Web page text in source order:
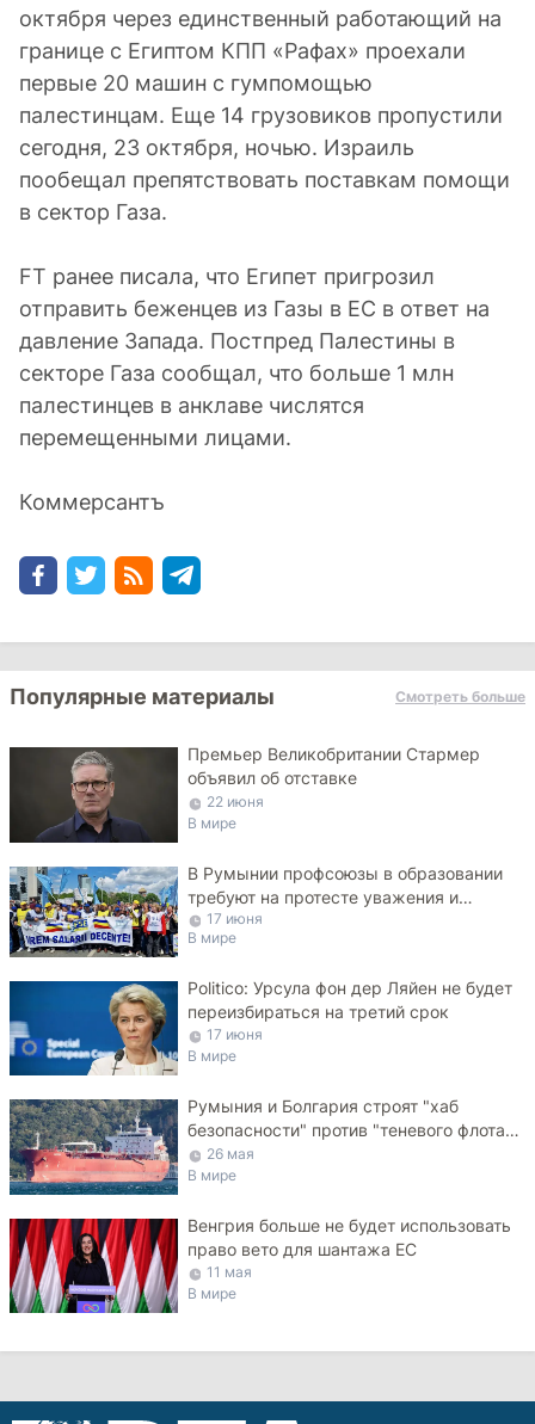
октября через единственный работающий на
границе с Египтом КПП «Рафах» проехали
первые 20 машин с гумпомощью
палестинцам. Еще 14 грузовиков пропустили
сегодня, 23 октября, ночью. Израиль
пообещал препятствовать поставкам помощи
в сектор Газа.
FT ранее писала, что Египет пригрозил
отправить беженцев из Газы в ЕС в ответ на
давление Запада. Постпред Палестины в
секторе Газа сообщал, что больше 1 млн
палестинцев в анклаве числятся
перемещенными лицами.
Коммерсантъ
Популярные материалы Смотреть больше
Премьер Великобритании Стармер
объявил об отставке
22 июня
В мире
В Румынии профсоюзы в образовании
требуют на протесте уважения и
достойных зарплат
17 июня
В мире
Politico: Урсула фон дер Ляйен не будет
переизбираться на третий срок
17 июня
В мире
Румыния и Болгария строят "хаб
безопасности" против "теневого флота"
РФ в Черном море
26 мая
В мире
Венгрия больше не будет использовать
право вето для шантажа ЕС
11 мая
В мире